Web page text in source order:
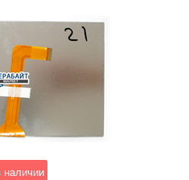
наличии